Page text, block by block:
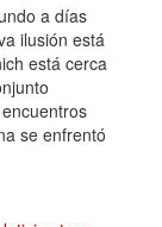
a días
ilusión está
está cerca
se enfrentó